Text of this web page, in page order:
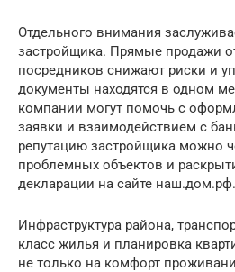
Отдельного внимания
застройщика. Прямые продажи
посредников снижают риски и
документы находятся в одном
компании могут помочь с
заявки и взаимодействием с
репутацию застройщика можно
проблемных объектов и
декларации на сайте наш.дом.рф.
Инфраструктура района,
класс жилья и планировка
не только на комфорт